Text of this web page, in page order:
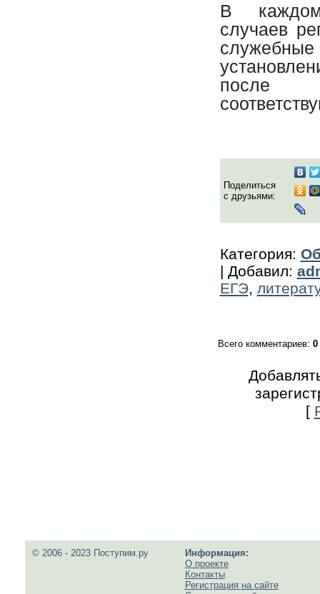
В
случаев
после
Поделиться
с друзьями:
Категория:
| Добавил:
ЕГЭ,
Всего комментариев: 0
[
© 2006 - 2023 Поступим.ру
Информация:
О проекте
Контакты
Регистрация на сайте